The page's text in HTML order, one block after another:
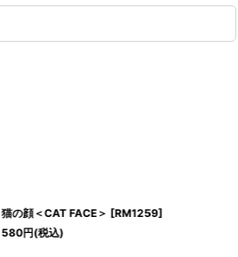
猫の顔＜CAT FACE＞ [RM1259]
580円(税込)